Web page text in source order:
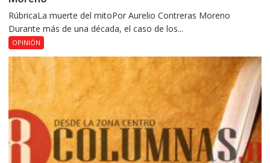
RúbricaLa muerte del mitoPor Aurelio Contreras Moreno
Durante más de una década, el caso de los...
OPINIÓN